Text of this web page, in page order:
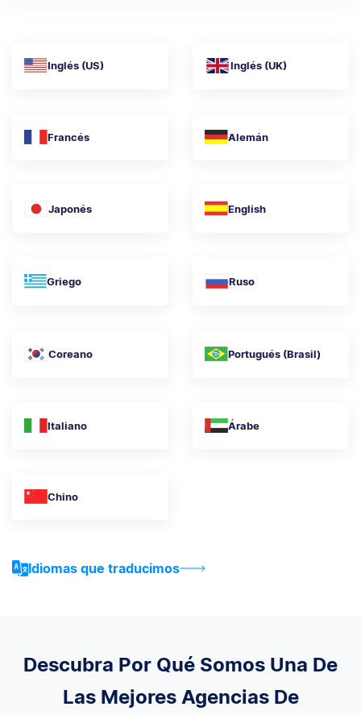
Inglés (US) Inglés (UK)
Francés Alemán
Japonés English
Griego Ruso
Coreano Portugués (Brasil)
Italiano Árabe
Chino
Idiomas que traducimos
Descubra Por Qué Somos Una De
Las Mejores Agencias De